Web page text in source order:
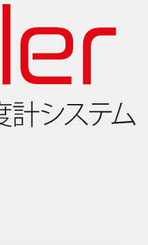
K002